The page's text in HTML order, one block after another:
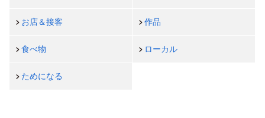
お店＆接客 作品
食べ物 ローカル
ためになる